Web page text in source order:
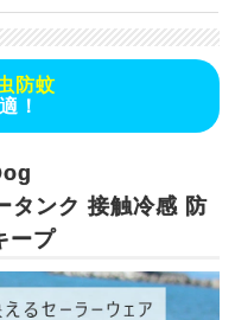
防蚊
！
タンク 接触冷感 防
ープ